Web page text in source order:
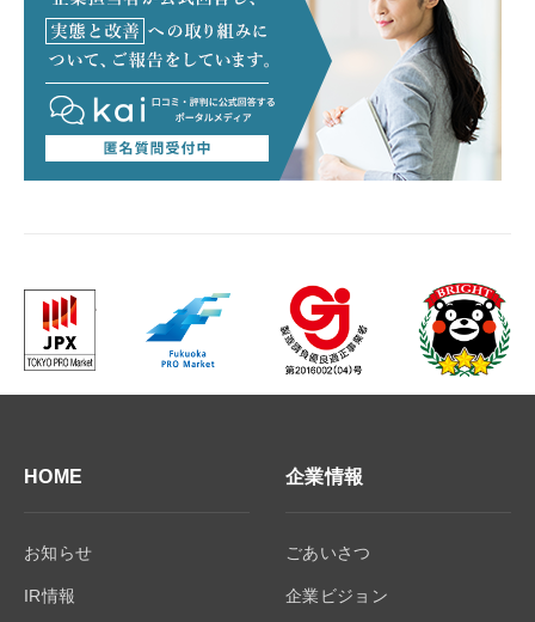
HOME
お知らせ
IR情報
企業情報
ごあいさつ
企業ビジョン